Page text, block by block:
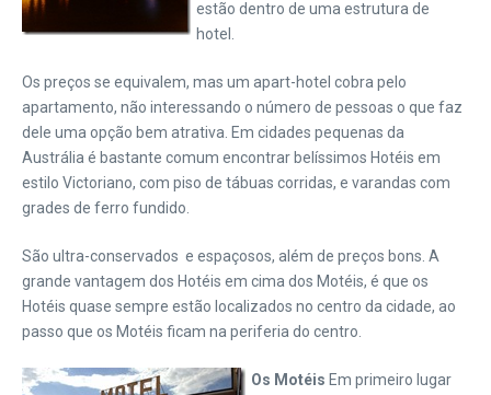
estão dentro de uma estrutura de
hotel.
Os preços se equivalem, mas um apart-hotel cobra pelo
apartamento, não interessando o número de pessoas o que faz
dele uma opção bem atrativa. Em cidades pequenas da
Austrália é bastante comum encontrar belíssimos Hotéis em
estilo Victoriano, com piso de tábuas corridas, e varandas com
grades de ferro fundido.
São ultra-conservados e espaçosos, além de preços bons. A
grande vantagem dos Hotéis em cima dos Motéis, é que os
Hotéis quase sempre estão localizados no centro da cidade, ao
passo que os Motéis ficam na periferia do centro.
Os Motéis Em primeiro lugar